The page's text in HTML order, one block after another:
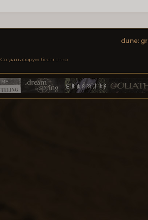
dune:
Создать форум бесплатно